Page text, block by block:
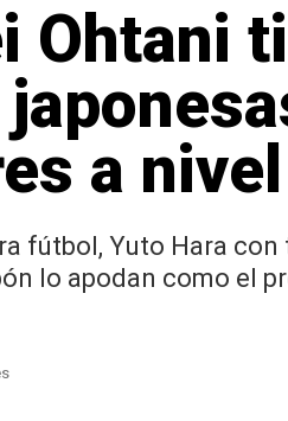
Ohtani
a
fútbol, Yuto Hara
lo apodan como el